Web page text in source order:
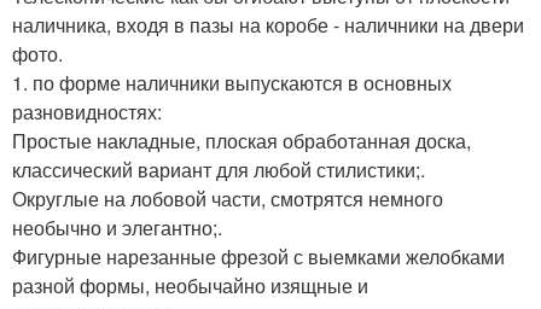
наличника, входя в пазы на коробе - наличники на двери
фото.
1. по форме наличники выпускаются в основных
разновидностях:
Простые накладные, плоская обработанная доска,
классический вариант для любой стилистики;.
Округлые на лобовой части, смотрятся немного
необычно и элегантно;.
Фигурные нарезанные фрезой с выемками желобками
разной формы, необычайно изящные и